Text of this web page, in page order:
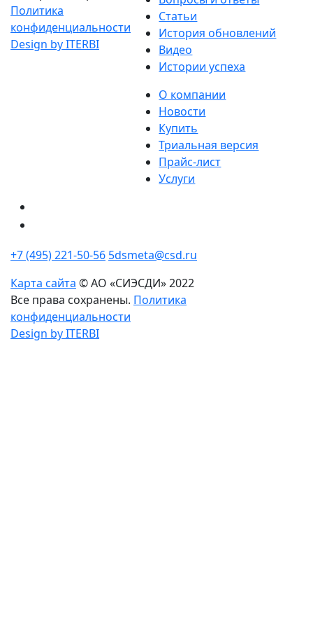
Политика
конфиденциальности
Design by ITERBI
Статьи
История обновлений
Видео
Истории успеха
О компании
Новости
Купить
Триальная версия
Прайс-лист
Услуги
+7 (495) 221-50-56 5dsmeta@csd.ru
Карта сайта © АО «СИЭСДИ» 2022
Все права сохранены. Политика
конфиденциальности
Design by ITERBI